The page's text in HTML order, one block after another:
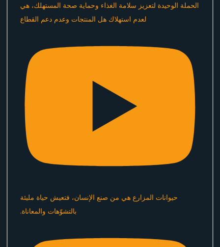
الحملة الوحيدة لتعزيز سلامة الغذاء وحماية صحة المستهلك، هي
لعدم استهلاك هل المنتجات وعدم دعم القطاع